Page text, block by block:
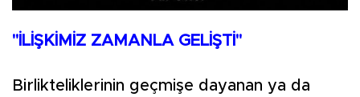
"İLİŞKİMİZ ZAMANLA GELİŞTİ"
Birlikteliklerinin geçmişe dayanan ya da